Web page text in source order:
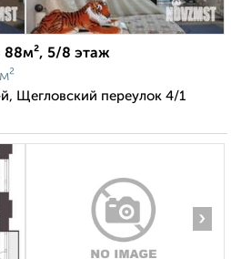
88м², 5/8 этаж
Щегловский переулок 4/1
›